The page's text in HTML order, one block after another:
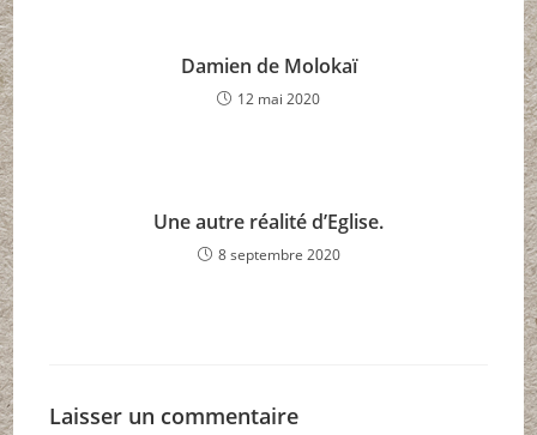
Damien de Molokaï
12 mai 2020
Une autre réalité d’Eglise.
8 septembre 2020
Laisser un commentaire